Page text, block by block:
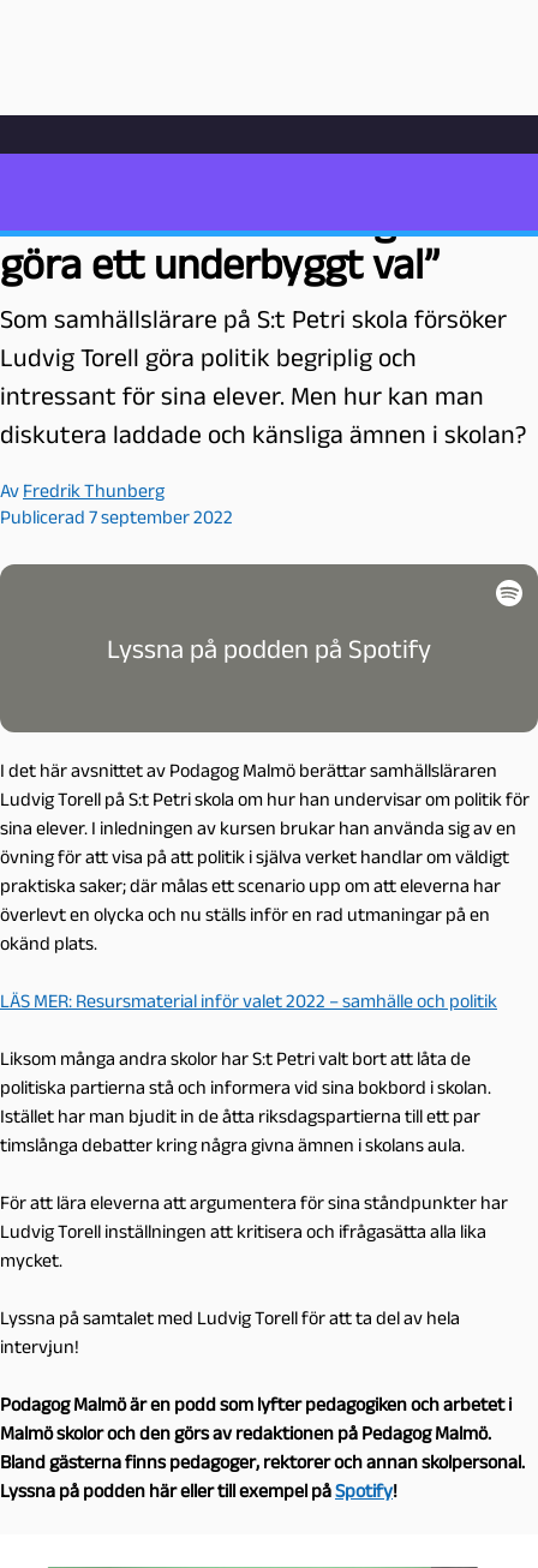
Hoppa till innehåll
e
d
a
g
o
M
a
m
ö
”Ge eleverna underlag för att göra ett underbyggt val”
”Ge eleverna underlag för att
göra ett underbyggt val”
Som samhällslärare på S:t Petri skola försöker
Ludvig Torell göra politik begriplig och
intressant för sina elever. Men hur kan man
diskutera laddade och känsliga ämnen i skolan?
Av Fredrik Thunberg
Publicerad 7 september 2022
Lyssna på podden på Spotify
I det här avsnittet av Podagog Malmö berättar samhällsläraren
Ludvig Torell på S:t Petri skola om hur han undervisar om politik för
sina elever. I inledningen av kursen brukar han använda sig av en
övning för att visa på att politik i själva verket handlar om väldigt
praktiska saker; där målas ett scenario upp om att eleverna har
överlevt en olycka och nu ställs inför en rad utmaningar på en
okänd plats.
LÄS MER: Resursmaterial inför valet 2022 – samhälle och politik
Liksom många andra skolor har S:t Petri valt bort att låta de
politiska partierna stå och informera vid sina bokbord i skolan.
Istället har man bjudit in de åtta riksdagspartierna till ett par
timslånga debatter kring några givna ämnen i skolans aula.
För att lära eleverna att argumentera för sina ståndpunkter har
Ludvig Torell inställningen att kritisera och ifrågasätta alla lika
mycket.
Lyssna på samtalet med Ludvig Torell för att ta del av hela
intervjun!
Podagog Malmö är en podd som lyfter pedagogiken och arbetet i
Malmö skolor och den görs av redaktionen på Pedagog Malmö.
Bland gästerna finns pedagoger, rektorer och annan skolpersonal.
Lyssna på podden här eller till exempel påSpotify!